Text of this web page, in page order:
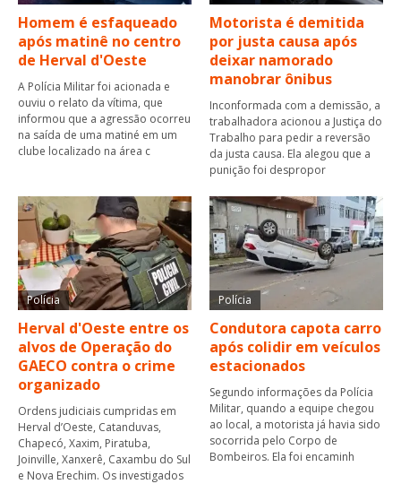
Homem é esfaqueado
após matinê no centro
de Herval d'Oeste
A Polícia Militar foi acionada e
ouviu o relato da vítima, que
informou que a agressão ocorreu
na saída de uma matiné em um
clube localizado na área c
Motorista é demitida
por justa causa após
deixar namorado
manobrar ônibus
Inconformada com a demissão, a
trabalhadora acionou a Justiça do
Trabalho para pedir a reversão
da justa causa. Ela alegou que a
punição foi despropor
Polícia
Herval d'Oeste entre os
alvos de Operação do
GAECO contra o crime
organizado
Ordens judiciais cumpridas em
Herval d’Oeste, Catanduvas,
Chapecó, Xaxim, Piratuba,
Joinville, Xanxerê, Caxambu do Sul
e Nova Erechim. Os investigados
Polícia
Condutora capota carro
após colidir em veículos
estacionados
Segundo informações da Polícia
Militar, quando a equipe chegou
ao local, a motorista já havia sido
socorrida pelo Corpo de
Bombeiros. Ela foi encaminh